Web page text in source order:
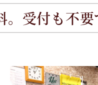
。受付も不要